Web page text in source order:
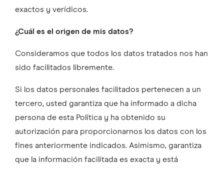
exactos y verídicos.
¿Cuál es el origen de mis datos?
Consideramos que todos los datos tratados nos han
sido facilitados libremente.
Si los datos personales facilitados pertenecen a un
tercero, usted garantiza que ha informado a dicha
persona de esta Política y ha obtenido su
autorización para proporcionarnos los datos con los
fines anteriormente indicados. Asimismo, garantiza
que la información facilitada es exacta y está